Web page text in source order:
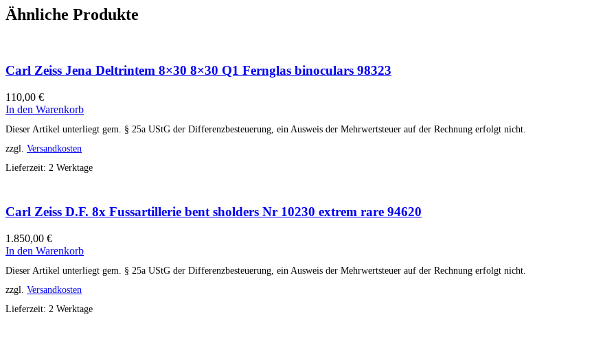
Ähnliche Produkte
Carl Zeiss Jena Deltrintem 8×30 8×30 Q1 Fernglas binoculars 98323
110,00 €
In den Warenkorb
Dieser Artikel unterliegt gem. § 25a UStG der Differenzbesteuerung, ein Ausweis der Mehrwertsteuer auf der Rechnung erfolgt nicht.
zzgl. Versandkosten
Lieferzeit: 2 Werktage
Carl Zeiss D.F. 8x Fussartillerie bent sholders Nr 10230 extrem rare 94620
1.850,00 €
In den Warenkorb
Dieser Artikel unterliegt gem. § 25a UStG der Differenzbesteuerung, ein Ausweis der Mehrwertsteuer auf der Rechnung erfolgt nicht.
zzgl. Versandkosten
Lieferzeit: 2 Werktage